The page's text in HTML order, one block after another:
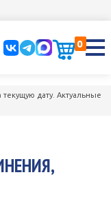
0
текущую дату. Актуальные